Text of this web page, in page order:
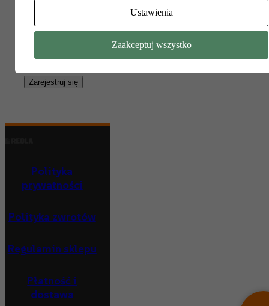
naszej stronie, zarządzania dostępem do twojego konta i dla
celów o których mówi naszapolityka prywatności.
Zarejestruj się
Polityka
prywatności
Polityka zwrotów
Regulamin sklepu
Płatność i
dostawa
Ustawienia
Zaakceptuj wszystko